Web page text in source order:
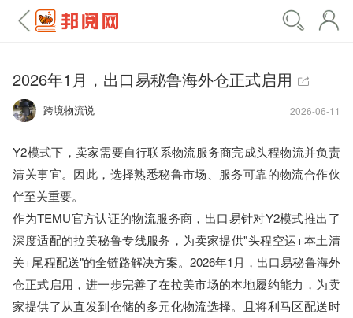
2026年1月，出口易秘鲁海外仓正式启用
跨境物流说 2026-06-11
Y2模式下，卖家需要自行联系物流服务商完成头程物流并负责
清关事宜。因此，选择熟悉秘鲁市场、服务可靠的物流合作伙
伴至关重要。
作为TEMU官方认证的物流服务商，出口易针对Y2模式推出了
深度适配的拉美秘鲁专线服务，为卖家提供"头程空运+本土清
关+尾程配送"的全链路解决方案。2026年1月，出口易秘鲁海外
仓正式启用，进一步完善了在拉美市场的本地履约能力，为卖
家提供了从直发到仓储的多元化物流选择。且将利马区配送时